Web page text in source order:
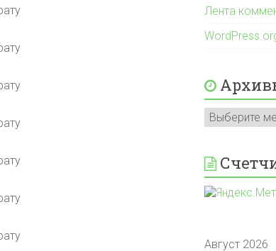
Лента
Архивы
Август 2026